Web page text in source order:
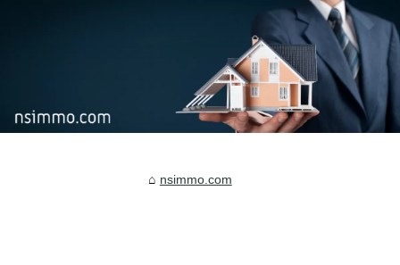
nsimmo.com